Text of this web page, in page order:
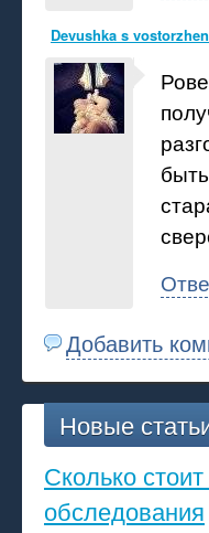
Devushka s
Добавить
Новые
Сколько
обследования